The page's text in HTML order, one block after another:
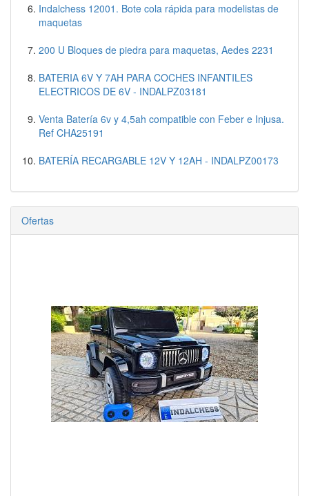
Indalchess 12001. Bote cola rápida para modelistas de
maquetas
200 U Bloques de piedra para maquetas, Aedes 2231
BATERIA 6V Y 7AH PARA COCHES INFANTILES
ELECTRICOS DE 6V - INDALPZ03181
Venta Batería 6v y 4,5ah compatible con Feber e Injusa.
Ref CHA25191
BATERÍA RECARGABLE 12V Y 12AH - INDALPZ00173
Ofertas